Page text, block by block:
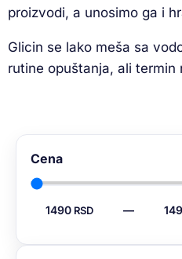
proizvodi, a unosimo ga i
Glicin se lako meša sa
rutine opuštanja, ali termin
Cena
1490 —